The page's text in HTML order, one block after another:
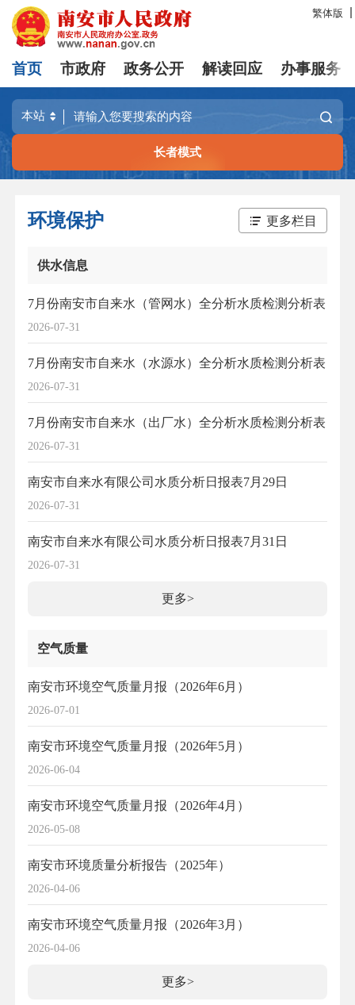
繁体版
首页 市政府 政务公开 解读回应 办事服务
长者模式
环境保护 更多栏目
供水信息
2026-07-31
7月份南安市自来水（管网水）全分析水质检测分析表
2026-07-31
7月份南安市自来水（水源水）全分析水质检测分析表
2026-07-31
7月份南安市自来水（出厂水）全分析水质检测分析表
2026-07-31
南安市自来水有限公司水质分析日报表7月29日
2026-07-31
南安市自来水有限公司水质分析日报表7月31日
更多>
空气质量
2026-07-01
南安市环境空气质量月报（2026年6月）
2026-06-04
南安市环境空气质量月报（2026年5月）
2026-05-08
南安市环境空气质量月报（2026年4月）
2026-04-06
南安市环境质量分析报告（2025年）
2026-04-06
南安市环境空气质量月报（2026年3月）
更多>